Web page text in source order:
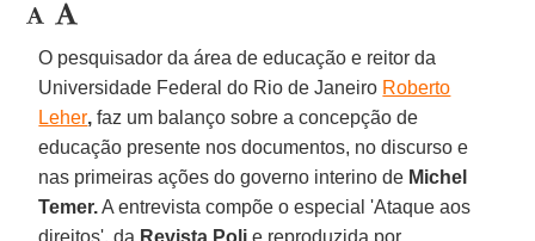
O pesquisador da área de educação e reitor da
Universidade Federal do Rio de Janeiro Roberto
Leher, faz um balanço sobre a concepção de
educação presente nos documentos, no discurso e
nas primeiras ações do governo interino de Michel
Temer.A entrevista compõe o especial 'Ataque aos
direitos', da Revista Poli e reproduzida por